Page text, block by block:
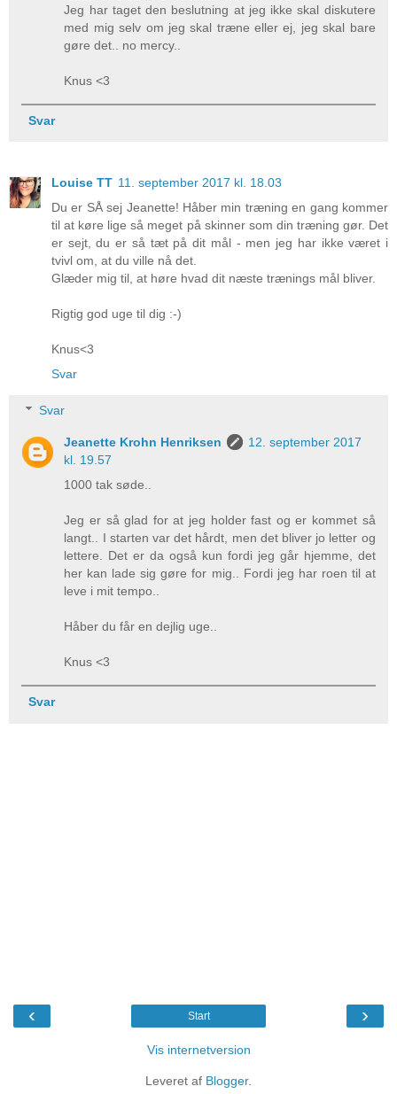
Jeg har taget den beslutning at jeg ikke skal diskutere
med mig selv om jeg skal træne eller ej, jeg skal bare
gøre det.. no mercy..
Knus <3
Svar
Louise TT 11. september 2017 kl. 18.03
Du er SÅ sej Jeanette! Håber min træning en gang kommer
til at køre lige så meget på skinner som din træning gør. Det
er sejt, du er så tæt på dit mål - men jeg har ikke været i
tvivl om, at du ville nå det.
Glæder mig til, at høre hvad dit næste trænings mål bliver.
Rigtig god uge til dig :-)
Knus<3
Svar
Svar
Jeanette Krohn Henriksen
12. september 2017
kl. 19.57
1000 tak søde..
Jeg er så glad for at jeg holder fast og er kommet så
langt.. I starten var det hårdt, men det bliver jo letter og
lettere. Det er da også kun fordi jeg går hjemme, det
her kan lade sig gøre for mig.. Fordi jeg har roen til at
leve i mit tempo..
Håber du får en dejlig uge..
Knus <3
Svar
‹ ›
Start
Vis internetversion
Leveret af Blogger.